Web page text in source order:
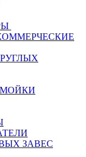
ЗАВЕС